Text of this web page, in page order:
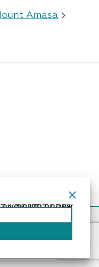
Amasa
Powered by